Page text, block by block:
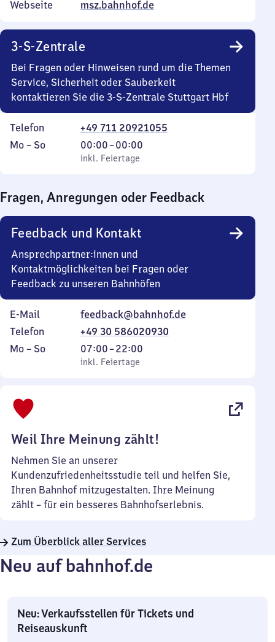
Webseite msz.bahnhof.de
3-S-Zentrale
Bei Fragen oder Hinweisen rund um die Themen
Service, Sicherheit oder Sauberkeit
kontaktieren Sie die 3-S-Zentrale Stuttgart Hbf
Telefon
+49 711 20921055
Montag
Mo – So,
inkl. Feiertage
00:00–00:00
Von
0
0
Uhr
inkl. Feiertage
Fragen, Anregungen oder Feedback
Feedback und Kontakt
Ansprechpartner:innen und
Kontaktmöglichkeiten bei Fragen oder
Feedback zu unseren Bahnhöfen
E-Mail
feedback@bahnhof.de
Telefon
+49 30 586020930
Montag
Mo – So,
inkl. Feiertage
07:00–22:00
Von
7
inkl. Feiertage
Weil Ihre Meinung zählt!
Nehmen Sie an unserer
Kundenzufriedenheitsstudie teil und helfen Sie,
Ihren Bahnhof mitzugestalten. Ihre Meinung
zählt – für ein besseres Bahnhofserlebnis.
Zum Überblick aller Services
Neu auf bahnhof.de
Neu: Verkaufsstellen für Tickets und
Reiseauskunft